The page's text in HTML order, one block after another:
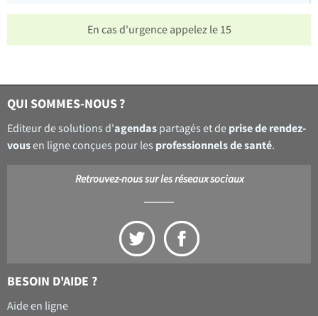
En cas d'urgence appelez le 15
QUI SOMMES-NOUS ?
Editeur de solutions d'agendas partagés et de prise de rendez-
vousen ligne conçues pour les professionnels de santé.
Retrouvez-nous sur les réseaux sociaux
BESOIN D'AIDE ?
Aide en ligne